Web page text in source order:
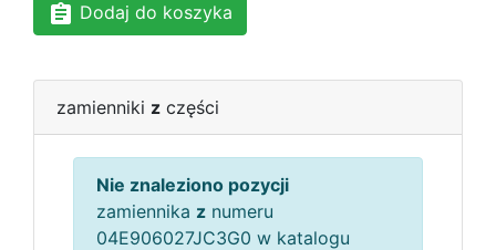
Dodaj do koszyka
zamienniki z części
Nie znaleziono pozycji
zamiennika z numeru
04E906027JC3G0 w katalogu